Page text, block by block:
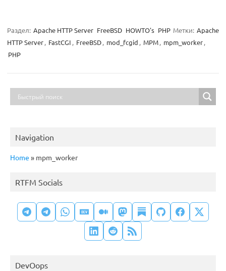
Раздел: Apache HTTP Server FreeBSD HOWTO's PHP Метки: Apache
HTTP Server, FastCGI , FreeBSD, mod_fcgid , MPM, mpm_worker,
PHP
Navigation
Home » mpm_worker
RTFM Socials
DevOops